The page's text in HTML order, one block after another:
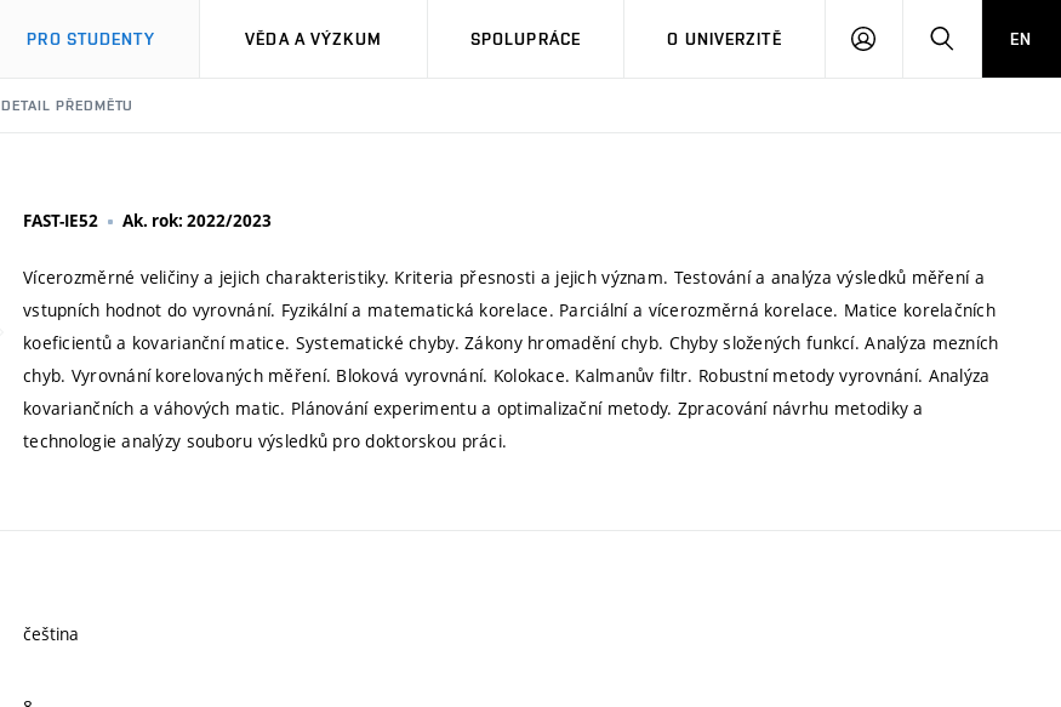
PRO STUDENTY VĚDA A VÝZKUM SPOLUPRÁCE O UNIVERZITĚ
PŘIHLÁSIT HLEDATEN
DETAIL PŘEDMĚTU
FAST-IE52 Ak. rok: 2022/2023
Vícerozměrné veličiny a jejich charakteristiky. Kriteria přesnosti a jejich význam. Testování a analýza výsledků měření a
vstupních hodnot do vyrovnání. Fyzikální a matematická korelace. Parciální a vícerozměrná korelace. Matice korelačních
koeficientů a kovarianční matice. Systematické chyby. Zákony hromadění chyb. Chyby složených funkcí. Analýza mezních
chyb. Vyrovnání korelovaných měření. Bloková vyrovnání. Kolokace. Kalmanův filtr. Robustní metody vyrovnání. Analýza
kovariančních a váhových matic. Plánování experimentu a optimalizační metody. Zpracování návrhu metodiky a
technologie analýzy souboru výsledků pro doktorskou práci.
čeština